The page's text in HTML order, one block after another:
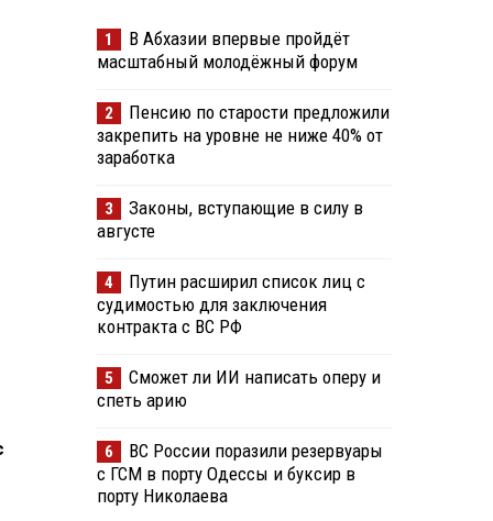
1
В Абхазии впервые пройдёт
масштабный молодёжный форум
2
Пенсию по старости предложили
закрепить на уровне не ниже 40% от
заработка
3
Законы, вступающие в силу в
августе
4
Путин расширил список лиц с
судимостью для заключения
контракта с ВС РФ
5
Сможет ли ИИ написать оперу и
спеть арию
6
ВС России поразили резервуары
с ГСМ в порту Одессы и буксир в
порту Николаева